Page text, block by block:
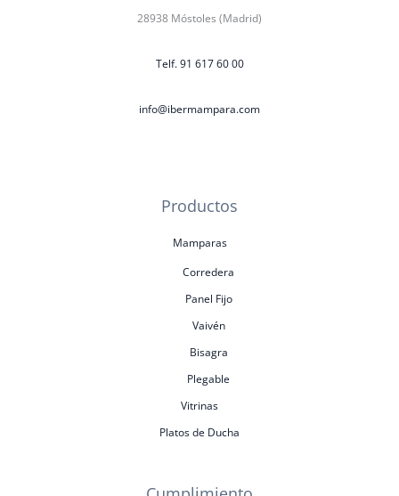
28938 Móstoles (Madrid)
Telf. 91 617 60 00
info@ibermampara.com
Productos
Mamparas
Corredera
Panel Fijo
Vaivén
Bisagra
Plegable
Vitrinas
Platos de Ducha